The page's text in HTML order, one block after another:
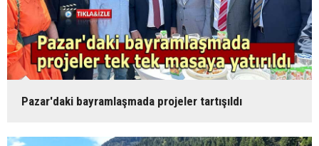
Pazar'daki bayramlaşmada projeler tartışıldı